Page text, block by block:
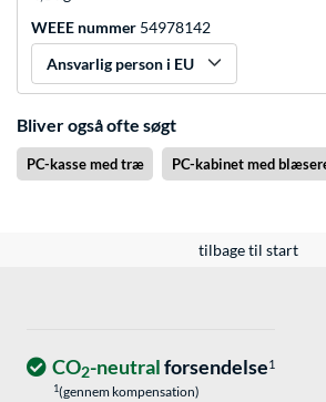
WEEE nummer 54978142
Ansvarlig person i EU
Bliver også ofte søgt
PC-kasse med træ PC-kabinet med
tilbage til start
CO2-neutralforsendelse1
1(gennem kompensation)